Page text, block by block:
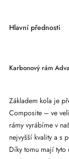
Hlavní přednosti
Karbonový rám
Základem kola je
Composite – ve
rámy vyrábíme v
nejvyšší kvality a s
Díky tomu mají tyto